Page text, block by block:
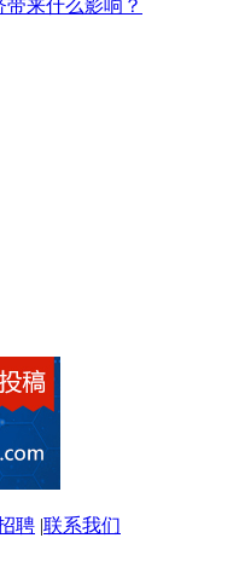
来什么影响？
聘 |联系我们